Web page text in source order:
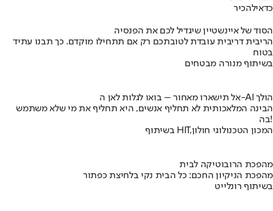
כדאילהכיר
הסוד של איינשטיין שיגדיל לכם את הפנסיה
הריבית דריבית עובדת לטובתכם רק אם תתחילו מוקדם. כך תבנו עתיד
בטוח
בשיתוף מנורה מבטחים
אל תישארו מאחור – בואו לגלות לאן ה-AI הולך
הבינה המלאכותית לא תחליף אנשים, היא תחליף את מי שלא משתמש
בה!
בשיתוף HIT,המכון הטכנולוגי חולון
מהפכת הרובוטיקה לבית
מהפכת הניקיון החכם: כל הבית נקי בלחיצת כפתור
בשיתוף רונלייט